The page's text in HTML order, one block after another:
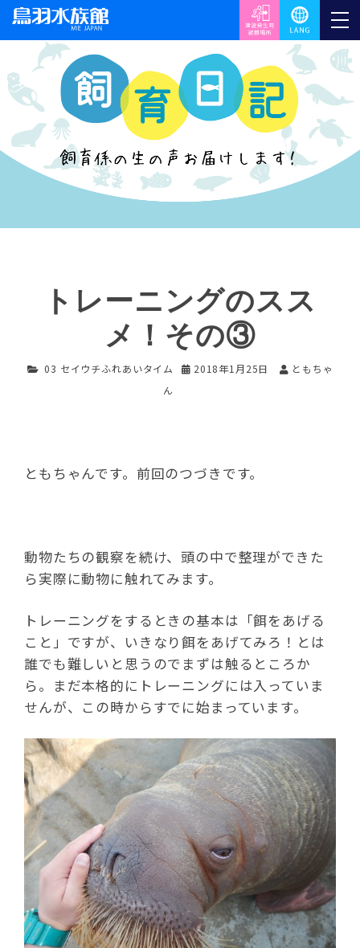
トレーニングのスス
メ！その③
03 セイウチふれあいタイム 2018年1月25日
ともちゃ
ん
ともちゃんです。前回のつづきです。
動物たちの観察を続け、頭の中で整理ができた
ら実際に動物に触れてみます。
トレーニングをするときの基本は「餌をあげる
こと」ですが、いきなり餌をあげてみろ！とは
誰でも難しいと思うのでまずは触るところか
ら。まだ本格的にトレーニングには入っていま
せんが、この時からすでに始まっています。